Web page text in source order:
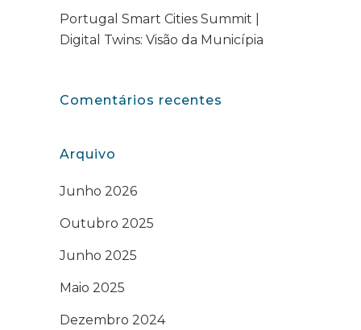
Portugal Smart Cities Summit |
Digital Twins: Visão da Municípia
Comentários recentes
Arquivo
Junho 2026
Outubro 2025
Junho 2025
Maio 2025
Dezembro 2024